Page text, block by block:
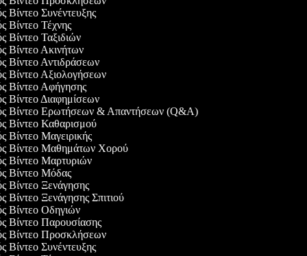
Βίντεο Συνέντευξης
Βίντεο Τέχνης
Βίντεο Ταξιδιών
Βίντεο Ακινήτων
Βίντεο Αντιδράσεων
Βίντεο Αξιολογήσεων
Βίντεο Αφήγησης
Βίντεο Διαφημίσεων
Βίντεο Ερωτήσεων & Απαντήσεων (Q&A)
Βίντεο Καθαρισμού
Βίντεο Μαγειρικής
Βίντεο Μαθημάτων Χορού
Βίντεο Μαρτυριών
Βίντεο Μόδας
Βίντεο Ξενάγησης
Βίντεο Ξενάγησης Σπιτιού
Βίντεο Οδηγιών
Βίντεο Παρουσίασης
Βίντεο Προσκλήσεων
Βίντεο Συνέντευξης